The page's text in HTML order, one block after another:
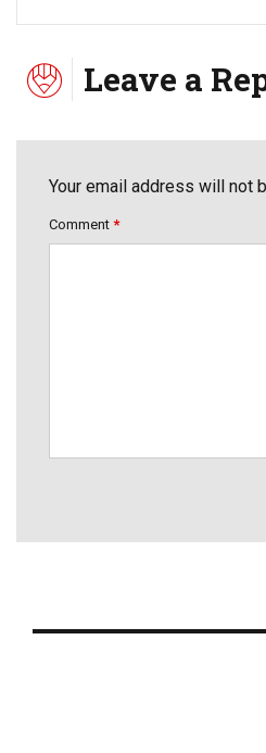
Leave a
Your email address will not
Comment *